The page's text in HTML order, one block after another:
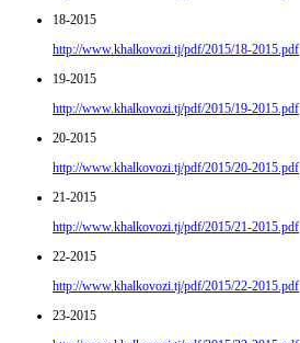
18-2015
http://www.khalkovozi.tj/pdf/2015/18-2015.pdf
19-2015
http://www.khalkovozi.tj/pdf/2015/19-2015.pdf
20-2015
http://www.khalkovozi.tj/pdf/2015/20-2015.pdf
21-2015
http://www.khalkovozi.tj/pdf/2015/21-2015.pdf
22-2015
http://www.khalkovozi.tj/pdf/2015/22-2015.pdf
23-2015